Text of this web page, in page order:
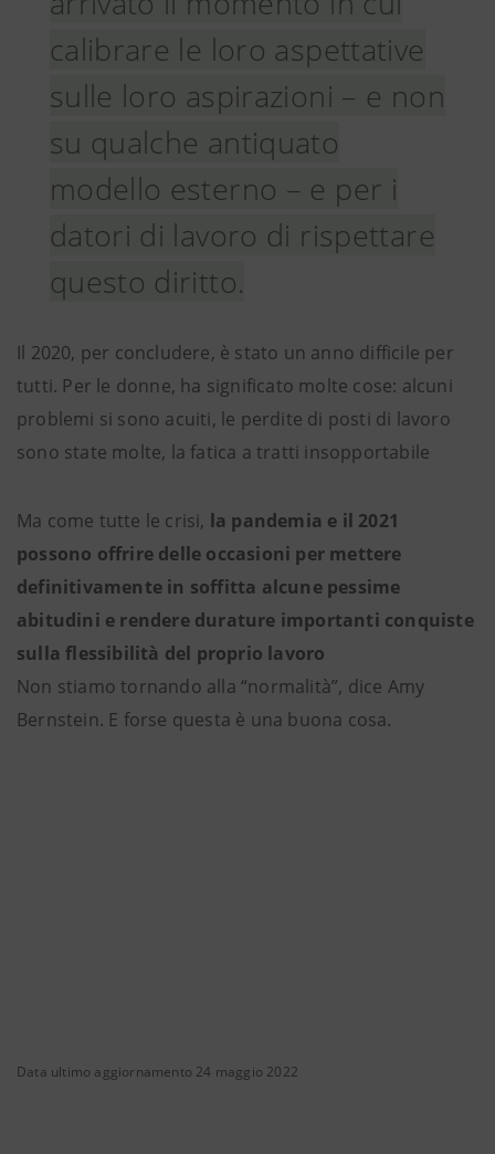
calibrare le loro aspettative
sulle loro aspirazioni – e non
su qualche antiquato
modello esterno – e per i
datori di lavoro di rispettare
questo diritto.
Il 2020, per concludere, è stato un anno difficile per
tutti. Per le donne, ha significato molte cose: alcuni
problemi si sono acuiti, le perdite di posti di lavoro
sono state molte, la fatica a tratti insopportabile
Ma come tutte le crisi, la pandemia e il 2021
possono offrire delle occasioni per mettere
definitivamente in soffitta alcune pessime
abitudini e rendere durature importanti conquiste
sulla flessibilità del proprio lavoro
Non stiamo tornando alla “normalità”, dice Amy
Bernstein. E forse questa è una buona cosa.
Data ultimo aggiornamento 24 maggio 2022